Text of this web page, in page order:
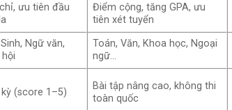
ưu tiên đầu
Điểm cộng, tăng GPA, ưu
tiên xét tuyển
Ngữ văn,
Toán, Văn, Khoa học, Ngoại
ngữ…
(score 1–5)
Bài tập nâng cao, không thi
toàn quốc